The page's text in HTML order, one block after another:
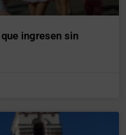
ingresen sin